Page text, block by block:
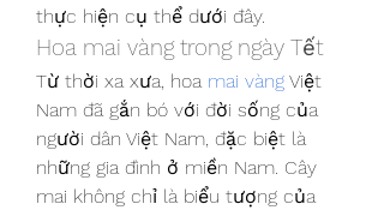
thực hiện cụ thể dưới đây.
Hoa mai vàng trong ngày Tết
Từ thời xa xưa, hoa mai vàng Việt
Nam đã gắn bó với đời sống của
người dân Việt Nam, đặc biệt là
những gia đình ở miền Nam. Cây
mai không chỉ là biểu tượng của